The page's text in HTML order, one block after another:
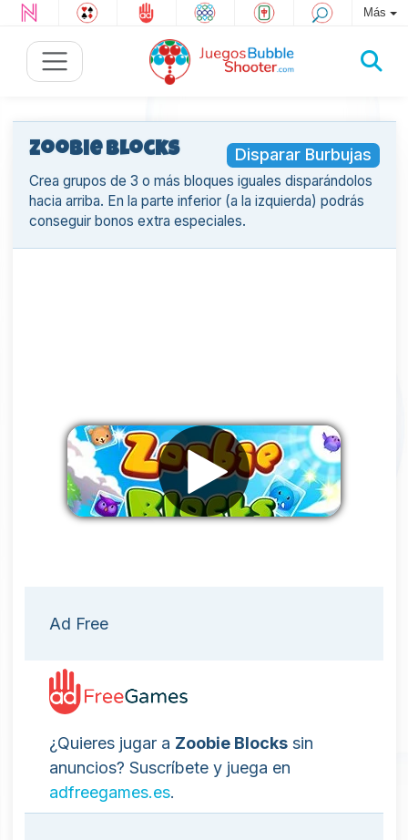
Más
Disparar Burbujas
Zoobie Blocks
Crea grupos de 3 o más bloques iguales disparándolos
hacia arriba. En la parte inferior (a la izquierda) podrás
conseguir bonos extra especiales.
Ad Free
¿Quieres jugar a Zoobie Blocks sin
anuncios? Suscríbete y juega en
adfreegames.es.